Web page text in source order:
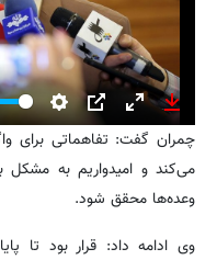
Settings
PIP Enter
fullscreen
چمران گفت: تفاهماتی برای
می‌کند و امیدواریم به
وعده‌ها محقق شود.